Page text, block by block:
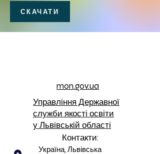
СКАЧАТИ
mon.gov.ua
Управління Державної
служби якості освіти
у Львівській області
Контакти:
Україна, Львівська